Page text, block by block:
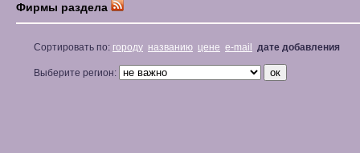
Фирмы раздела
Сортировать по: городу названию цене e-mail дате добавления
Выберите регион: